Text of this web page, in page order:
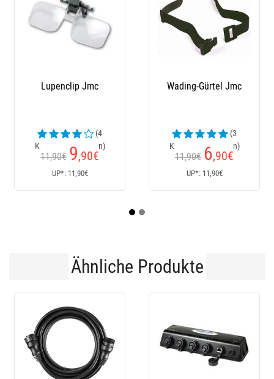
Wading-Gürtel Jmc
Kundenrezensionen)
11,90€ 6,90 €
UP*: 11,90€
Stiefel Le Chameau
(24
Kundenrezensionen)
170€ Ab 152€
UP*: 170€
Ähnliche Produkte